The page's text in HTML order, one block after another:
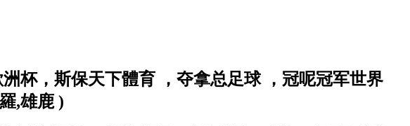
杯，斯保天下體育 ，夺拿总足球 ，冠呢冠军世界
羅,雄鹿 )